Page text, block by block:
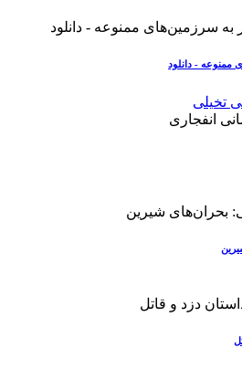
ممنوعه - دانلود
تخیلی